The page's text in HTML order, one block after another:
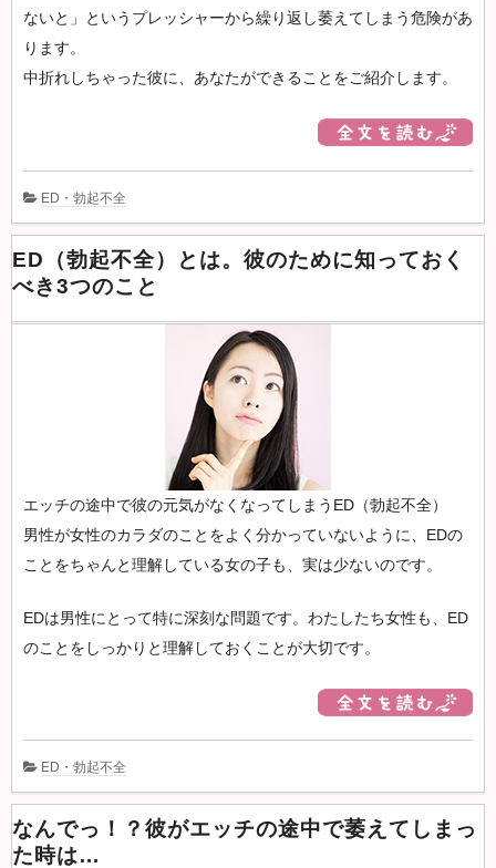
ないと」というプレッシャーから繰り返し萎えてしまう危険があ
ります。
中折れしちゃった彼に、あなたができることをご紹介します。
ED・勃起不全
ED（勃起不全）とは。彼のために知っておく
べき3つのこと
エッチの途中で彼の元気がなくなってしまうED（勃起不全）
男性が女性のカラダのことをよく分かっていないように、EDの
ことをちゃんと理解している女の子も、実は少ないのです。
EDは男性にとって特に深刻な問題です。わたしたち女性も、ED
のことをしっかりと理解しておくことが大切です。
ED・勃起不全
なんでっ！？彼がエッチの途中で萎えてしまっ
た時は…